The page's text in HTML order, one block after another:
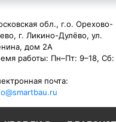
обл., г.о. Орехово-
г. Ликино-Дулёво, ул.
дом 2А
работы: Пн–Пт: 9–18, Сб:
почта: